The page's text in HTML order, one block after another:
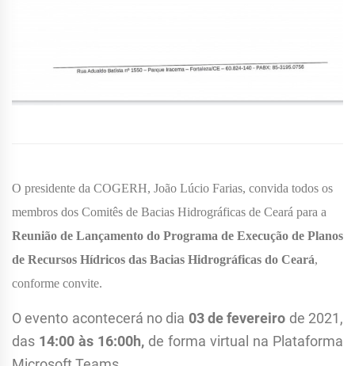
O presidente da COGERH, João Lúcio Farias, convida todos os
membros dos Comitês de Bacias Hidrográficas de Ceará para a
Reunião de Lançamento do Programa de Execução de Planos
de Recursos Hídricos das Bacias Hidrográficas do Ceará,
conforme convite.
O evento acontecerá no dia 03 de fevereiro de 2021,
das 14:00 às 16:00h, de forma virtual na Plataforma